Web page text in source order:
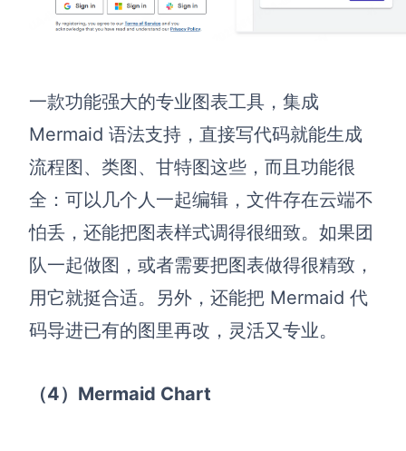
一款功能强大的专业图表工具，集成
Mermaid 语法支持，直接写代码就能生成
流程图、类图、甘特图这些，而且功能很
全：可以几个人一起编辑，文件存在云端不
怕丢，还能把图表样式调得很细致。如果团
队一起做图，或者需要把图表做得很精致，
用它就挺合适。另外，还能把 Mermaid 代
码导进已有的图里再改，灵活又专业。
（4）Mermaid Chart